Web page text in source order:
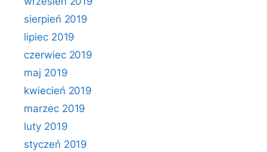
sierpień 2019
lipiec 2019
czerwiec 2019
maj 2019
kwiecień 2019
marzec 2019
luty 2019
styczeń 2019